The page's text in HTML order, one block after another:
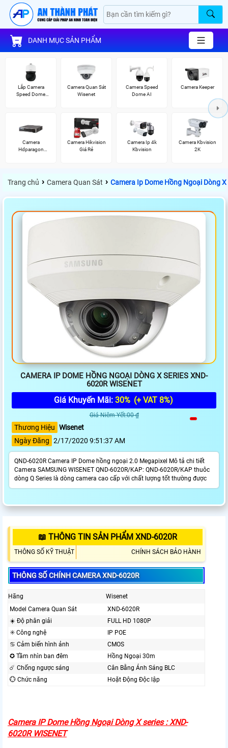
DANH MỤC SẢN PHẨM
Lắp Camera
Speed Dome
Camera Quan Sát
Wisenet
Camera Speed
Dome AI
Camera Keeper
Camera
Hdparagon
Camera Hikvision
Giá Rẻ
Camera Ip 4k
Kbvision
Camera Kbvision
2K
Trang chủ › Camera Quan Sát › Camera Ip Dome Hồng Ngoại Dòng
CAMERA IP DOME HỒNG NGOẠI DÒNG X SERIES XND-
6020R WISENET
Giá Khuyến Mãi: 30% (+ VAT 8%)
Giá Niêm Yết:00 ₫
Thương Hiệu Wisenet
Ngày Đăng 2/17/2020 9:51:37 AM
QND-6020R Camera IP Dome hồng ngoại 2.0 Megapixel Mô tả chi tiết
Camera SAMSUNG WISENET QND-6020R/KAP: QND-6020R/KAP thuôc
dòng Q Series là dòng camera cao cấp với chất lượng tốt thường được
📖 THÔNG TIN SẢN PHẨM XND-6020R
THÔNG SỐ KỸ THUẬT CHÍNH SÁCH BẢO HÀNH
THÔNG SỐ CHÍNH CAMERA XND-6020R
Hãng
Wisenet
Model Camera Quan Sát
XND-6020R
☀️ Độ phân giải
FULL HD 1080P
✳️ Công nghệ
IP POE
♋ Cảm biến hình ảnh
CMOS
✪ Tầm nhìn ban đêm
Hồng Ngoại 30m
☄️ Chống ngược sáng
Cân Bằng Ánh Sáng BLC
💮 Chức năng
Hoặt Động Độc lập
Camera IP Dome Hồng Ngoại Dòng X series : XND-
6020R WISENET